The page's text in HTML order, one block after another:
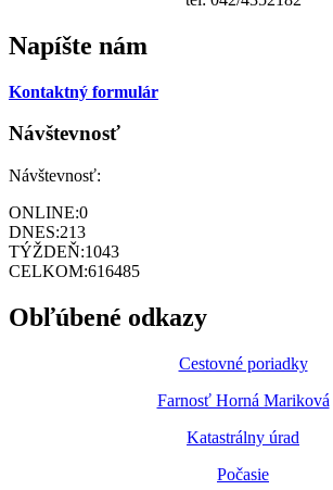
Napíšte nám
Kontaktný formulár
Návštevnosť
Návštevnosť:
ONLINE:0
DNES:213
TÝŽDEŇ:1043
CELKOM:616485
Obľúbené odkazy
Cestovné poriadky
Farnosť Horná Mariková
Katastrálny úrad
Počasie